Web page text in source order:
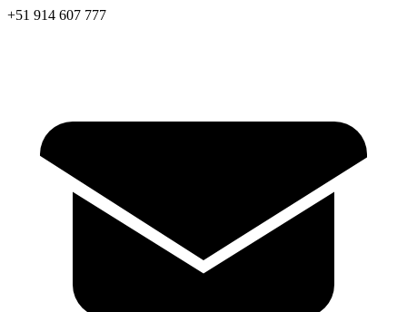
+51 914 607 777